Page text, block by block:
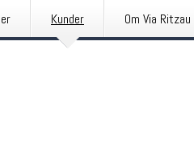
Kunder Om Via Ritzau